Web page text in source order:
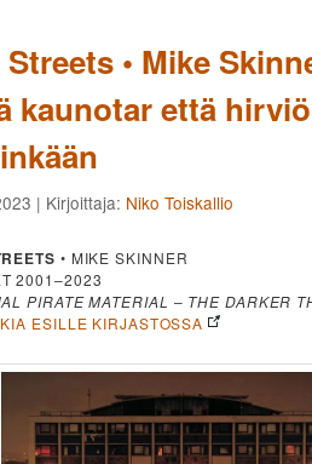
Streets • Mike
kaunotar että
| Kirjoittaja: Niko Toiskallio
• MIKE SKINNER
2001–2023
PIRATE MATERIAL – THE DARKER
ESILLE KIRJASTOSSA